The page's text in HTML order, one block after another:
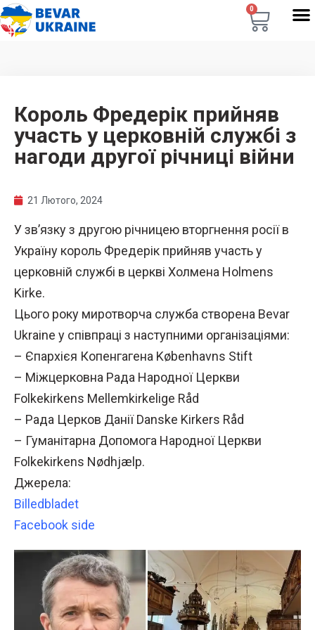
0
Король Фредерік прийняв
участь у церковній службі з
нагоди другої річниці війни
21 Лютого, 2024
У зв’язку з другою річницею вторгнення росії в
Україну король Фредерік прийняв участь у
церковній службі в церкві Холмена Holmens
Kirke.
Цього року миротворча служба створена Bevar
Ukraine у співпраці з наступними організаціями:
– Єпархієя Копенгагена Københavns Stift
– Міжцерковна Рада Народної Церкви
Folkekirkens Mellemkirkelige Råd
– Рада Церков Данії Danske Kirkers Råd
– Гуманітарна Допомога Народної Церкви
Folkekirkens Nødhjælp.
Джерела:
Billedbladet
Facebook side